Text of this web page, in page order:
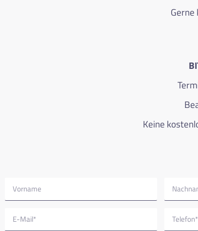
Keine